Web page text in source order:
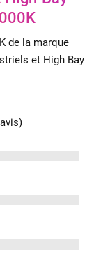
de la marque
et High Bay